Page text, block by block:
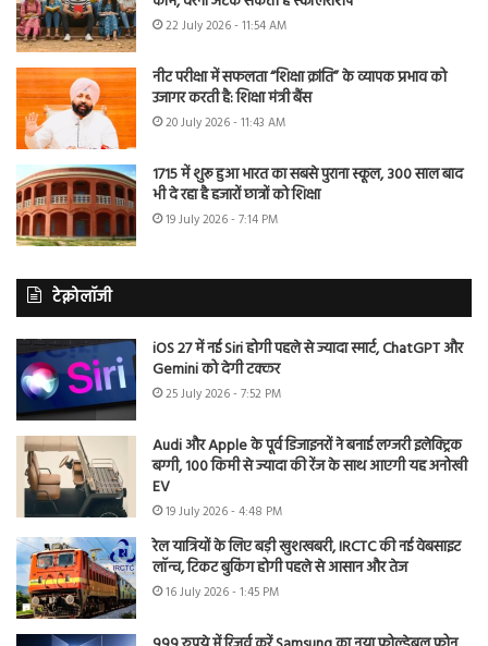
22 July 2026 - 11:54 AM
नीट परीक्षा में सफलता “शिक्षा क्रांति” के व्यापक प्रभाव को
उजागर करती है: शिक्षा मंत्री बैंस
20 July 2026 - 11:43 AM
1715 में शुरू हुआ भारत का सबसे पुराना स्कूल, 300 साल बाद
भी दे रहा है हजारों छात्रों को शिक्षा
19 July 2026 - 7:14 PM
टेक्नोलॉजी
iOS 27 में नई Siri होगी पहले से ज्यादा स्मार्ट, ChatGPT और
Gemini को देगी टक्कर
25 July 2026 - 7:52 PM
Audi और Apple के पूर्व डिजाइनरों ने बनाई लग्जरी इलेक्ट्रिक
बग्गी, 100 किमी से ज्यादा की रेंज के साथ आएगी यह अनोखी
EV
19 July 2026 - 4:48 PM
रेल यात्रियों के लिए बड़ी खुशखबरी, IRCTC की नई वेबसाइट
लॉन्च, टिकट बुकिंग होगी पहले से आसान और तेज
16 July 2026 - 1:45 PM